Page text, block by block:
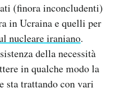
(finora inconcludenti)
in Ucraina e quelli per
nucleare iraniano.
della necessità
in qualche modo la
sta trattando con vari